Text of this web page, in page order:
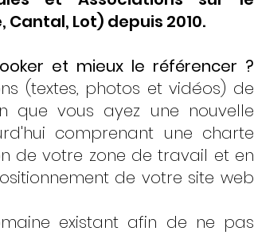
Lot) depuis 2010.
et mieux le référencer ?
(textes, photos et vidéos) de
vous ayez une nouvelle
comprenant une charte
de votre zone de travail et en
de votre site web
existant afin de ne pas